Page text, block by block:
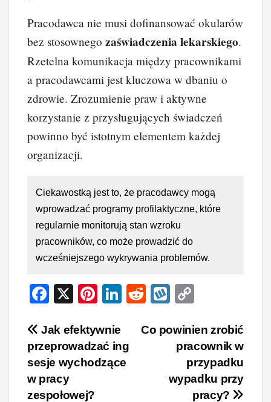
Pracodawca nie musi dofinansować okularów
bez stosownego zaświadczenia lekarskiego.
Rzetelna komunikacja między pracownikami
a pracodawcami jest kluczowa w dbaniu o
zdrowie. Zrozumienie praw i aktywne
korzystanie z przysługujących świadczeń
powinno być istotnym elementem każdej
organizacji.
Ciekawostką jest to, że pracodawcy mogą
wprowadzać programy profilaktyczne, które
regularnie monitorują stan wzroku
pracowników, co może prowadzić do
wcześniejszego wykrywania problemów.
F
c
e
b
o
X
Pi
er
e
st
Li
e
dI
R
d
W
o
p
p
y
Li
n
Nawigacja
wpisu
Co powinien zrobić
pracownik w
przypadku
wypadku przy
pracy?
Jak efektywnie
przeprowadzać ing
sesje wychodzące
w pracy
zespołowej?